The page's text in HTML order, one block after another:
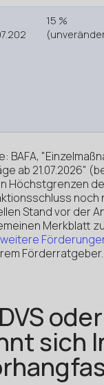
15 %
BAFA,
ab 21.07.2026"
Höchstgrenzen
noch
Stand vor der
Merkblatt
weitere
Förderratgeber.
sich